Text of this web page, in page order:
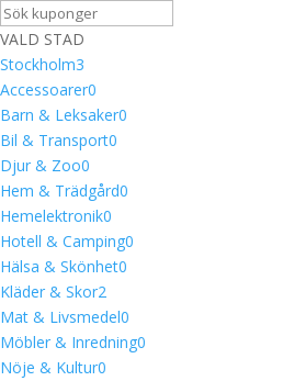
VALD STAD
Stockholm3
Accessoarer0
Barn & Leksaker0
Bil & Transport0
Djur & Zoo0
Hem & Trädgård0
Hemelektronik0
Hotell & Camping0
Hälsa & Skönhet0
Kläder & Skor2
Mat & Livsmedel0
Möbler & Inredning0
Nöje & Kultur0